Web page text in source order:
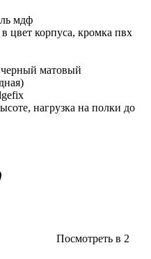
мдф
цвет корпуса, кромка пвх
черный матовый
нагрузка на полки до
Посмотреть в 2